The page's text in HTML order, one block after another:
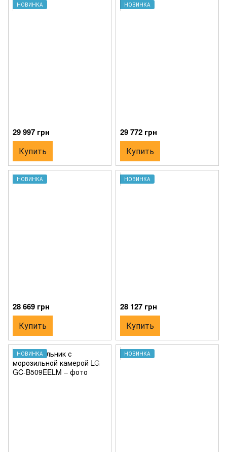
НОВИНКА
29 997 грн
Купить
НОВИНКА
29 772 грн
Купить
НОВИНКА
28 669 грн
Купить
НОВИНКА
28 127 грн
Купить
НОВИНКА НОВИНКА